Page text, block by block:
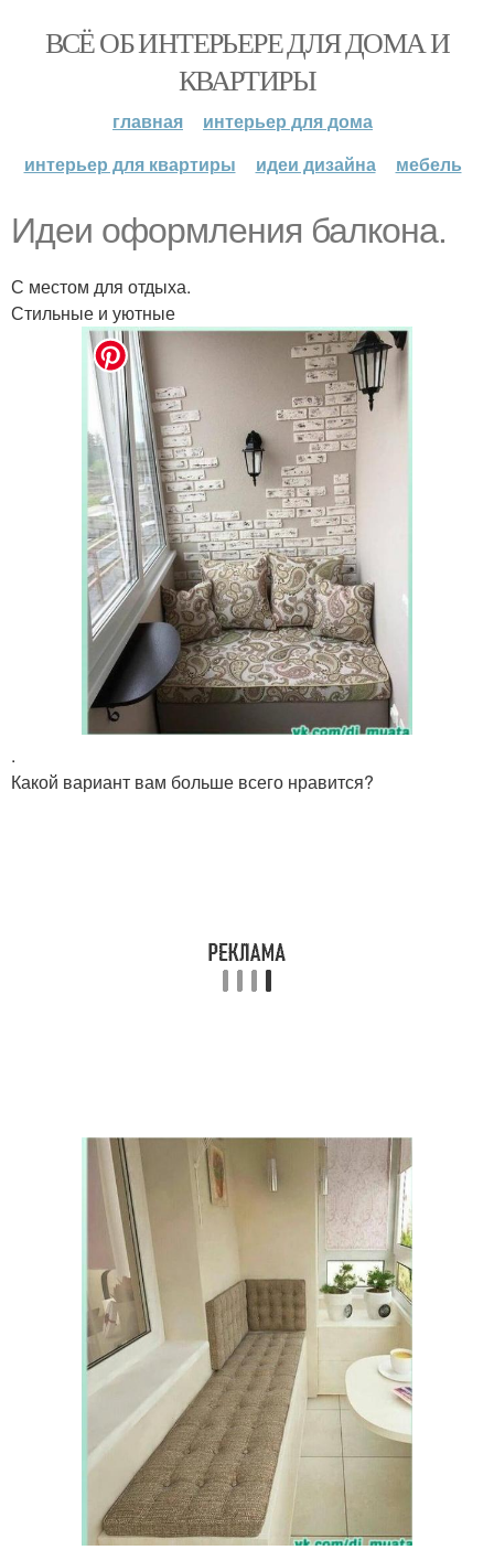
ВСЁ ОБ ИНТЕРЬЕРЕ ДЛЯ ДОМА И
КВАРТИРЫ
главная
интерьер для дома
интерьер для квартиры
идеи дизайна мебель
Идеи оформления балкона.
С местом для отдыха.
Стильные и уютные
.
Какой вариант вам больше всего нравится?